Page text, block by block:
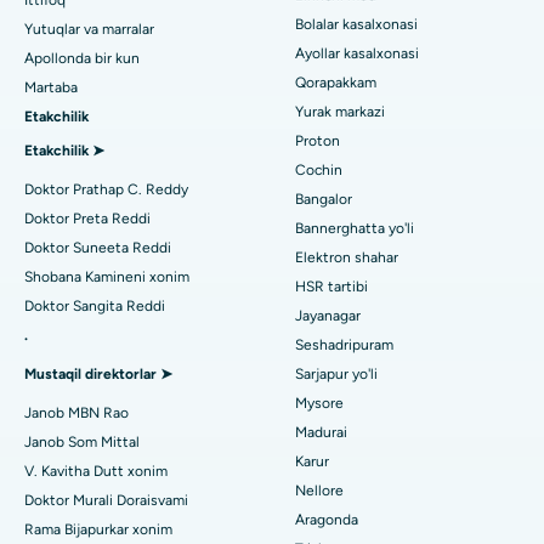
Urologni toping
Diabetologni toping
Ginekologni toping
Umumiy shifokorni toping
Psixologni toping
Tondiarpet, Chennai shahridagi eng yaxshi shifoxona
Kotturpuram, Chennai shahridagi eng yaxshi shifoxona
Kovai yo'lidagi eng yaxshi kasalxona, Karur
Karapakkam, Chennaydagi eng yaxshi shifoxona
Arilova, Vizagdagi eng yaxshi shifoxona
Kanpur yo'lidagi eng yaxshi kasalxona, Laknau
Noida shtatidagi 26-sektordagi eng yaxshi shifoxona
Gandhinagar, Ahmedabaddagi eng yaxshi shifoxona
Aragonda, Andhra Pradeshdagi eng yaxshi shifoxona
Bannerghatta yo'lidagi eng yaxshi kasalxona, Bangalor
Bhubaneswardagi 15-bo'limdagi eng yaxshi kasalxona
Koroner angiografiya
Transkateter Aorta valfini almashtirish
MitraClip vana ta'mirlash
Kateterni yo'q qilish
Orqaga elkalarni almashtirish
Bachadon arteriyasi embolizatsiyasi
Ko'krak bezi saratoni operatsiyasi
Yutuqlar va marralar
Apollonda bir kun
Martaba
Etakchilik
Etakchilik ➤
Doktor Prathap C. Reddy
Doktor Preta Reddi
Doktor Suneeta Reddi
Shobana Kamineni xonim
Doktor Sangita Reddi
.
Mustaqil direktorlar ➤
Janob MBN Rao
Janob Som Mittal
V. Kavitha Dutt xonim
Doktor Murali Doraisvami
Rama Bijapurkar xonim
Bolalar kasalxonasi
Ayollar kasalxonasi
Qorapakkam
Yurak markazi
Proton
Cochin
Bangalor
Bannerghatta yo'li
Elektron shahar
HSR tartibi
Jayanagar
Seshadripuram
Sarjapur yo'li
Mysore
Madurai
Karur
Nellore
Aragonda